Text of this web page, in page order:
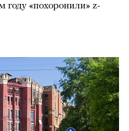
году «похоронили» z-